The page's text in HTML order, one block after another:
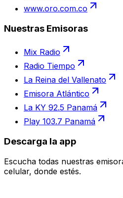
www.oro.com.co
Nuestras Emisoras
Mix Radio
Radio Tiempo
La Reina del Vallenato
Emisora Atlántico
La KY 92.5 Panamá
Play 103.7 Panamá
Descarga la app
Escucha todas nuestras
celular, donde estés.